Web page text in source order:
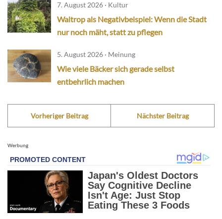
7. August 2026 · Kultur
Waltrop als Negativbeispiel: Wenn die Stadt
nur noch mäht, statt zu pflegen
5. August 2026 · Meinung
Wie viele Bäcker sich gerade selbst
entbehrlich machen
Vorheriger Beitrag Nächster Beitrag
Werbung